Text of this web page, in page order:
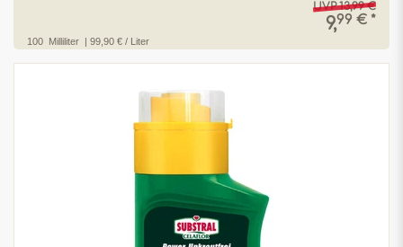
UVP 13,99 €
9,99 € *
100 Milliliter | 99,90 € / Liter